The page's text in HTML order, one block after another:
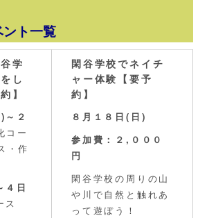
ト一覧
学
し
】
～２
コー
・作
４日
ス
閑谷学校でネイチ
ャー体験【要予
約】
８月１８日(日)
参加費：２,０００
円
閑谷学校の周りの山
や川で自然と触れあ
って遊ぼう！